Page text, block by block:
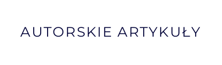
AUTORSKIE ARTYKUŁY